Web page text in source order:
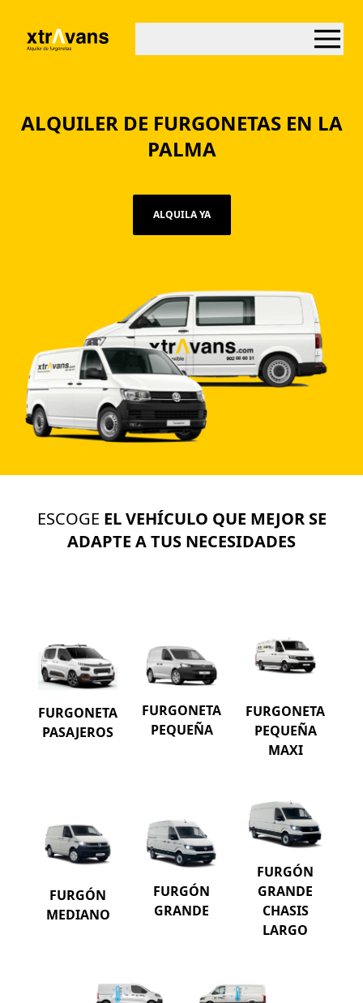
ALQUILER DE FURGONETAS EN LA
PALMA
ALQUILA YA
ESCOGE EL VEHÍCULO QUE MEJOR SE
ADAPTE A TUS NECESIDADES
FURGONETA
PASAJEROS
FURGONETA
PEQUEÑA
FURGONETA
PEQUEÑA
MAXI
FURGÓN
MEDIANO
FURGÓN
GRANDE
FURGÓN
GRANDE
CHASIS
LARGO